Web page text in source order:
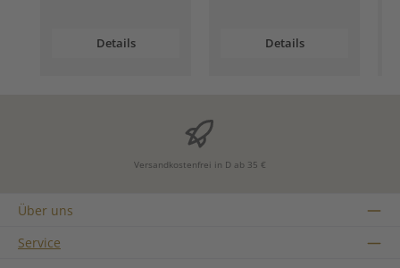
Details Details
Versandkostenfrei in D ab 35 €
Über uns
Service